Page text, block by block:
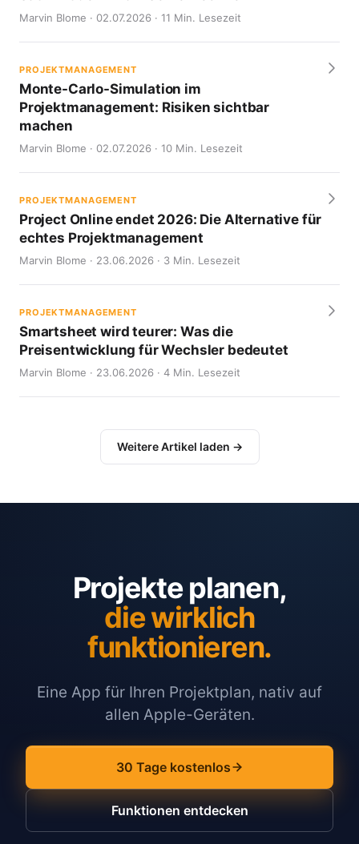
Marvin Blome · 02.07.2026 · 11 Min. Lesezeit
PROJEKTMANAGEMENT
Monte-Carlo-Simulation im
Projektmanagement: Risiken sichtbar
machen
Marvin Blome · 02.07.2026 · 10 Min. Lesezeit
PROJEKTMANAGEMENT
Project Online endet 2026: Die Alternative für
echtes Projektmanagement
Marvin Blome · 23.06.2026 · 3 Min. Lesezeit
PROJEKTMANAGEMENT
Smartsheet wird teurer: Was die
Preisentwicklung für Wechsler bedeutet
Marvin Blome · 23.06.2026 · 4 Min. Lesezeit
Weitere Artikel laden →
Projekte planen,
die wirklich
funktionieren.
Eine App für Ihren Projektplan, nativ auf
allen Apple-Geräten.
30 Tage kostenlos
Funktionen entdecken